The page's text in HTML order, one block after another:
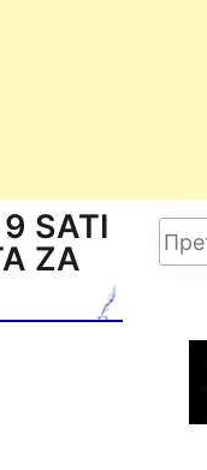
SATI
ZA